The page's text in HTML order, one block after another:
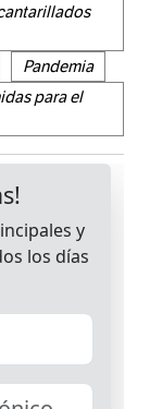
Pandemia
para el